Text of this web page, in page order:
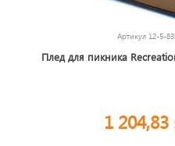
Артикул 12-5-
Плед для пикника
1 204,83